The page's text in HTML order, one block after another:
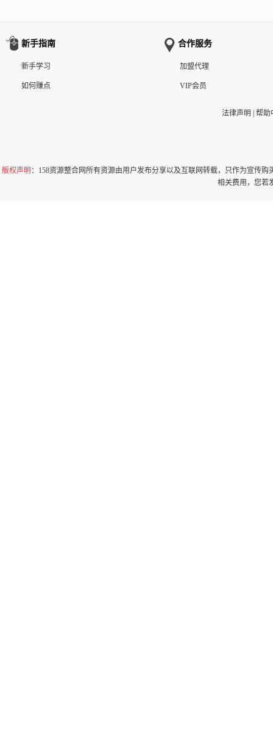
新手指南
新手学习
如何赚点
合作服务
加盟代理
VIP会员
法律声明 帮助
版权声明 ：158资源整合网所有资源由用户发布分享以及互联网转载，只作为宣传
相关费用，您若